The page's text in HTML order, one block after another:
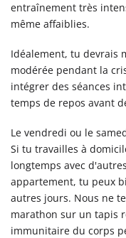
entraînement très
même affaiblies.
Idéalement, tu devrais
modérée pendant la
intégrer des séances
temps de repos avant
Le vendredi ou le
Si tu travailles à
longtemps avec
appartement, tu peux
autres jours. Nous ne
marathon sur un tapis
immunitaire du corps